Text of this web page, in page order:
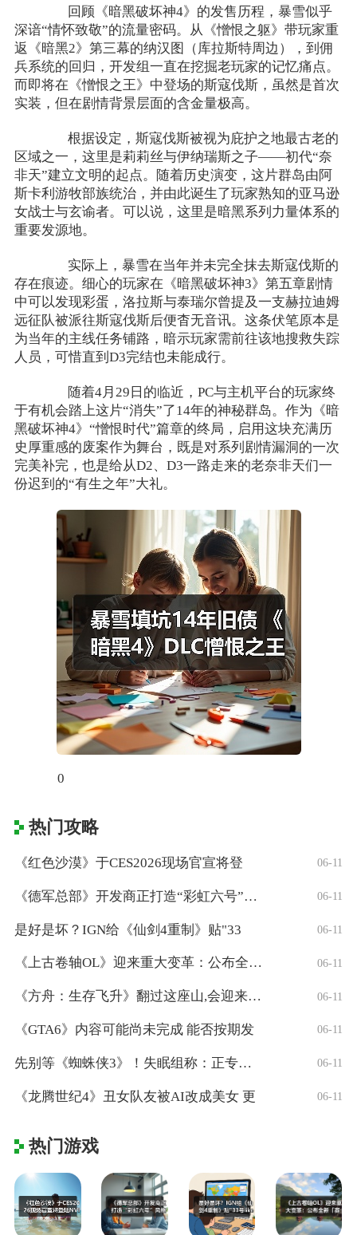
回顾《暗黑破坏神4》的发售历程，暴雪似乎
深谙“情怀致敬”的流量密码。从《憎恨之躯》带玩家重
返《暗黑2》第三幕的纳汉图（库拉斯特周边），到佣
兵系统的回归，开发组一直在挖掘老玩家的记忆痛点。
而即将在《憎恨之王》中登场的斯寇伐斯，虽然是首次
实装，但在剧情背景层面的含金量极高。
根据设定，斯寇伐斯被视为庇护之地最古老的
区域之一，这里是莉莉丝与伊纳瑞斯之子——初代“奈
非天”建立文明的起点。随着历史演变，这片群岛由阿
斯卡利游牧部族统治，并由此诞生了玩家熟知的亚马逊
女战士与玄谕者。可以说，这里是暗黑系列力量体系的
重要发源地。
实际上，暴雪在当年并未完全抹去斯寇伐斯的
存在痕迹。细心的玩家在《暗黑破坏神3》第五章剧情
中可以发现彩蛋，洛拉斯与泰瑞尔曾提及一支赫拉迪姆
远征队被派往斯寇伐斯后便杳无音讯。这条伏笔原本是
为当年的主线任务铺路，暗示玩家需前往该地搜救失踪
人员，可惜直到D3完结也未能成行。
随着4月29日的临近，PC与主机平台的玩家终
于有机会踏上这片“消失”了14年的神秘群岛。作为《暗
黑破坏神4》“憎恨时代”篇章的终局，启用这块充满历
史厚重感的废案作为舞台，既是对系列剧情漏洞的一次
完美补完，也是给从D2、D3一路走来的老奈非天们一
份迟到的“有生之年”大礼。
0
热门攻略
《红色沙漠》于CES2026现场官宣将登 06-11
《德军总部》开发商正打造“彩虹六号”风格 06-11
是好是坏？IGN给《仙剑4重制》贴"33 06-11
《上古卷轴OL》迎来重大变革：公布全新「 06-11
《方舟：生存飞升》翻过这座山,会迎来真正 06-11
《GTA6》内容可能尚未完成 能否按期发 06-11
先别等《蜘蛛侠3》！失眠组称：正专注打造 06-11
《龙腾世纪4》丑女队友被AI改成美女 更 06-11
热门游戏